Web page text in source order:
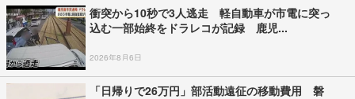
衝突から10秒で3人逃走 軽自動車が市電に突っ
込む一部始終をドラレコが記録 鹿児...
2026年8月6日
「日帰りで26万円」部活動遠征の移動費用 磐